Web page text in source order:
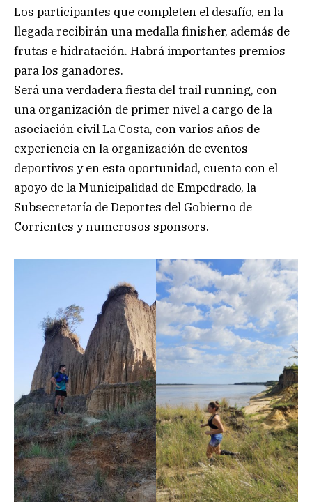
Los participantes que completen el desafío, en la
llegada recibirán una medalla finisher, además de
frutas e hidratación. Habrá importantes premios
para los ganadores.
Será una verdadera fiesta del trail running, con
una organización de primer nivel a cargo de la
asociación civil La Costa, con varios años de
experiencia en la organización de eventos
deportivos y en esta oportunidad, cuenta con el
apoyo de la Municipalidad de Empedrado, la
Subsecretaría de Deportes del Gobierno de
Corrientes y numerosos sponsors.